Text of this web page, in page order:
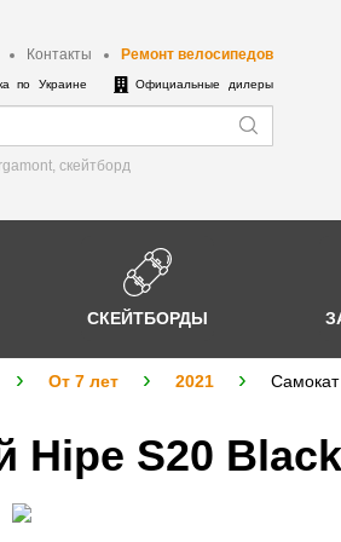
Контакты Ремонт велосипедов
по Украине Официальные дилеры
cкейтборд
СКЕЙТБОРДЫ
От 7 лет 2021
S20